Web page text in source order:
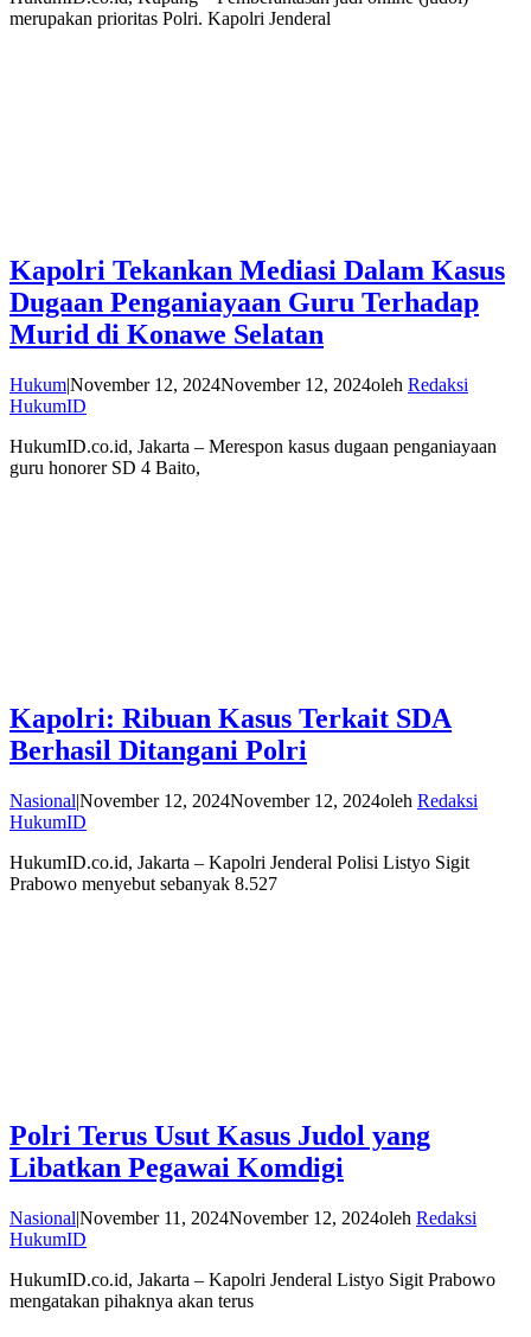
merupakan prioritas Polri. Kapolri Jenderal
Kapolri Tekankan Mediasi Dalam Kasus
Dugaan Penganiayaan Guru Terhadap
Murid di Konawe Selatan
Hukum|November 12, 2024November 12, 2024oleh Redaksi
HukumID
HukumID.co.id, Jakarta – Merespon kasus dugaan penganiayaan
guru honorer SD 4 Baito,
Kapolri: Ribuan Kasus Terkait SDA
Berhasil Ditangani Polri
Nasional|November 12, 2024November 12, 2024oleh Redaksi
HukumID
HukumID.co.id, Jakarta – Kapolri Jenderal Polisi Listyo Sigit
Prabowo menyebut sebanyak 8.527
Polri Terus Usut Kasus Judol yang
Libatkan Pegawai Komdigi
Nasional|November 11, 2024November 12, 2024oleh Redaksi
HukumID
HukumID.co.id, Jakarta – Kapolri Jenderal Listyo Sigit Prabowo
mengatakan pihaknya akan terus